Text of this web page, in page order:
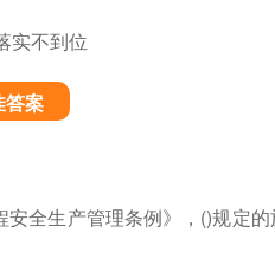
实不到位
答案
安全生产管理条例》，()规定